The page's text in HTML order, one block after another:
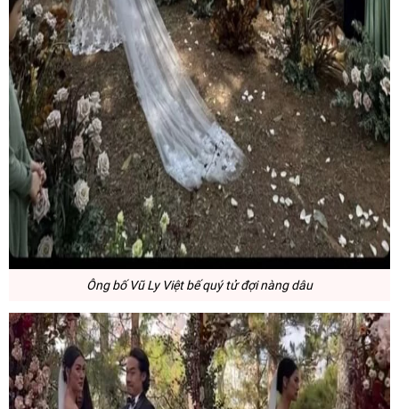
Ông bố Vũ Ly Việt bế quý tử đợi nàng dâu